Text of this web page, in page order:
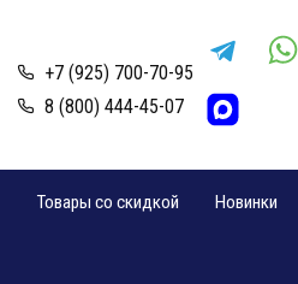
+7 (925) 700-70-95
8 (800) 444-45-07
Товары со скидкой Новинки